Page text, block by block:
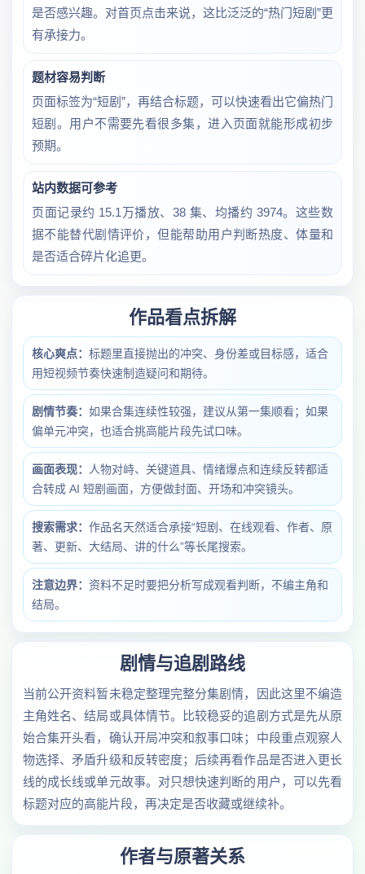
是否感兴趣。对首页点击来说，这比泛泛的“热门短剧”更
有承接力。
题材容易判断
页面标签为“短剧”，再结合标题，可以快速看出它偏热门
短剧。用户不需要先看很多集，进入页面就能形成初步
预期。
站内数据可参考
页面记录约 15.1万播放、38 集、均播约 3974。这些数
据不能替代剧情评价，但能帮助用户判断热度、体量和
是否适合碎片化追更。
作品看点拆解
核心爽点： 标题里直接抛出的冲突、身份差或目标感，适合
用短视频节奏快速制造疑问和期待。
剧情节奏： 如果合集连续性较强，建议从第一集顺看；如果
偏单元冲突，也适合挑高能片段先试口味。
画面表现：
人物对峙、关键道具、情绪爆点和连续反转都适
合转成 AI 短剧画面，方便做封面、开场和冲突镜头。
搜索需求： 作品名天然适合承接“短剧、在线观看、作者、原
著、更新、大结局、讲的什么”等长尾搜索。
注意边界： 资料不足时要把分析写成观看判断，不编主角和
结局。
剧情与追剧路线
当前公开资料暂未稳定整理完整分集剧情，因此这里不编造
主角姓名、结局或具体情节。比较稳妥的追剧方式是先从原
始合集开头看，确认开局冲突和叙事口味；中段重点观察人
物选择、矛盾升级和反转密度；后续再看作品是否进入更长
线的成长线或单元故事。对只想快速判断的用户，可以先看
标题对应的高能片段，再决定是否收藏或继续补。
作者与原著关系